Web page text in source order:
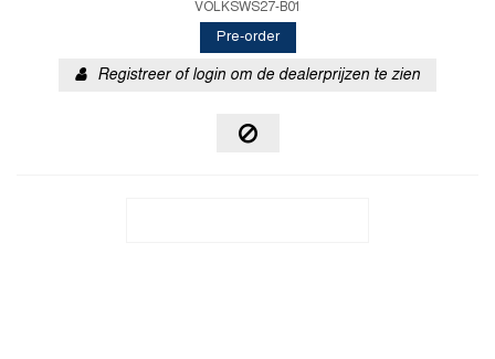
VOLKSWS27-B01
Pre-order
Registreer of login om de dealerprijzen te zien